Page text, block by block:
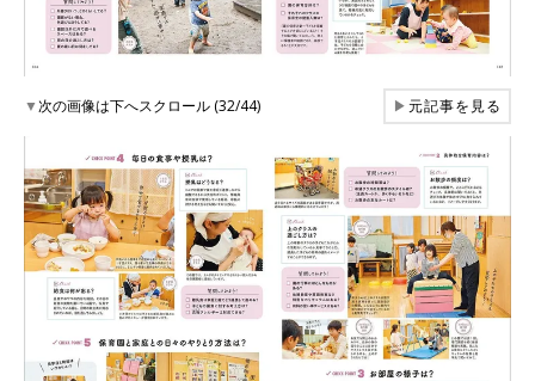
▼次の画像は下へスクロール (32/44) ▶元記事を見る